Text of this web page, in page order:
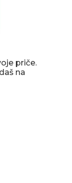
priče.
na